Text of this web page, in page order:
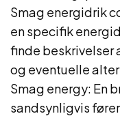
Smag energidrik
en specifik
finde beskrivelser
og eventuelle
Smag energy: En
sandsynligvis